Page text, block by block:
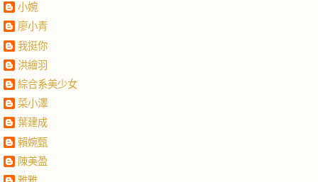
小婉
廖小青
我挺你
洪繪羽
綜合系美少女
菜小澤
葉建成
賴婉甄
陳美盈